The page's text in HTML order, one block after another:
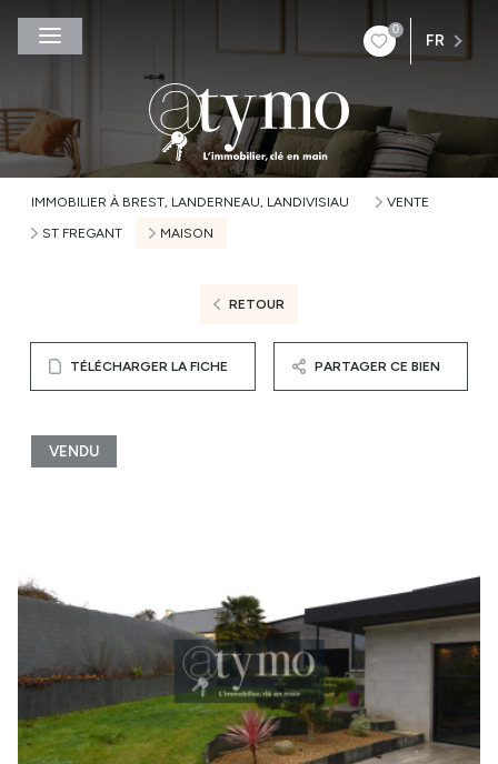
0
FR
IMMOBILIER À BREST, LANDERNEAU, LANDIVISIAU
VENTE
ST FREGANT
MAISON
RETOUR
TÉLÉCHARGER LA FICHE PARTAGER CE BIEN
VENDU